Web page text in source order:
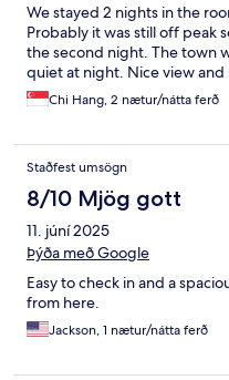
We stayed 2 nights in the
Probably it was still off peak
the second night. The town
quiet at night. Nice view
Chi Hang, 2 nætur/nátta ferð
Staðfest umsögn
8/10 Mjög gott
11. júní 2025
Þýða með Google
Easy to check in and a
from here.
Jackson, 1 nætur/nátta ferð